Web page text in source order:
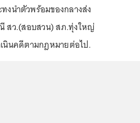
งนำตัวพร้อมของกลางส่ง
สว.(สอบสวน) สภ.ทุ่งใหญ่
นินคดีตามกฎหมายต่อไป.